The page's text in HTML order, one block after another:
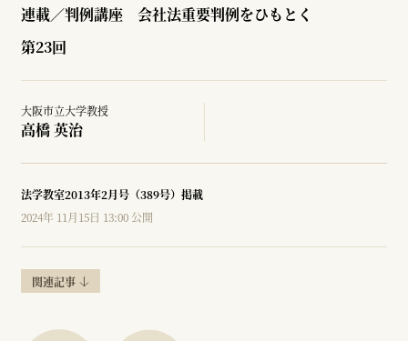
連載／判例講座 会社法重要判例をひもとく
第23回
大阪市立大学教授
高橋 英治
法学教室2013年2月号（389号）掲載
2024年 11月15日 13:00 公開
関連記事